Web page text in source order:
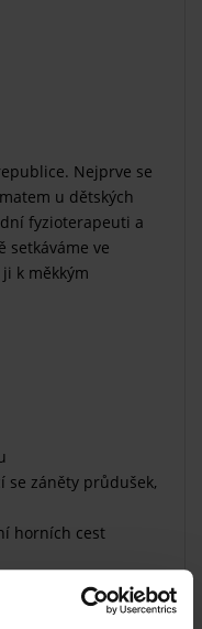
Nejprve se
u dětských
fyzioterapeuti a
setkáváme ve
k měkkým
se záněty průdušek,
horních cest
faciálního nervu
zánětu týkajících se